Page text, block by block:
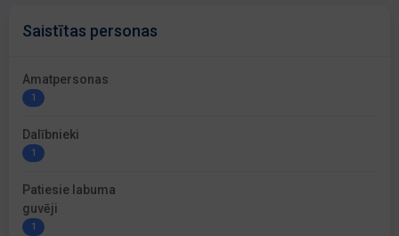
Saistītas personas
Amatpersonas
1
Dalībnieki
1
Patiesie labuma
guvēji
1